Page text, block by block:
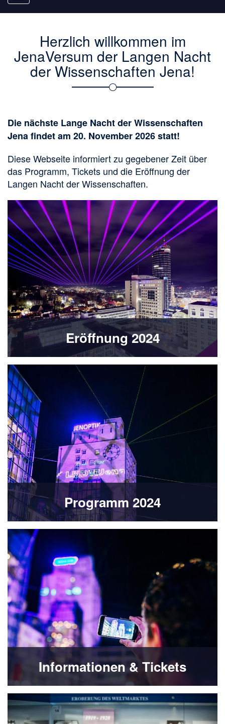
navigation
Herzlich willkommen im
JenaVersum der Langen Nacht
der Wissenschaften Jena!
Die nächste Lange Nacht der Wissenschaften
Jena findet am 20. November 2026 statt!
Diese Webseite informiert zu gegebener Zeit über
das Programm, Tickets und die Eröffnung der
Langen Nacht der Wissenschaften.
Eröffnung 2024
Bild
Programm 2024
Informationen & Tickets